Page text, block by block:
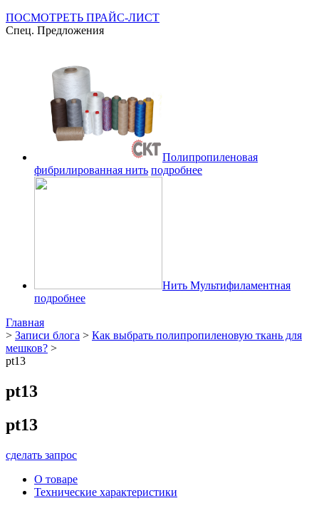
ПОСМОТРЕТЬ ПРАЙС-ЛИСТ
Спец. Предложения
Полипропиленовая
фибрилированная нить подробнее
Нить Мультифиламентная
подробнее
Главная
> Записи блога > Как выбрать полипропиленовую ткань для
мешков? >
pt13
pt13
pt13
сделать запрос
О товаре
Технические характеристики